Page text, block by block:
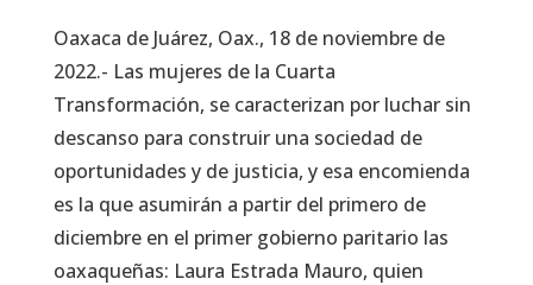
Oaxaca de Juárez, Oax., 18 de noviembre de
2022.- Las mujeres de la Cuarta
Transformación, se caracterizan por luchar sin
descanso para construir una sociedad de
oportunidades y de justicia, y esa encomienda
es la que asumirán a partir del primero de
diciembre en el primer gobierno paritario las
oaxaqueñas: Laura Estrada Mauro, quien